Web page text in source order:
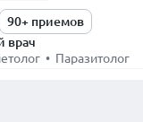
90+ приемов
врач
• Паразитолог